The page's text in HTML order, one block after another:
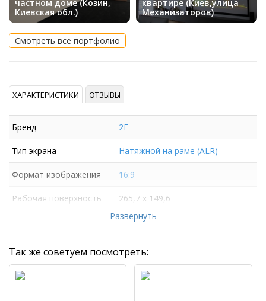
частном доме (Козин,
Киевская обл.)
квартире (Киев,улица
Механизаторов)
Смотреть все портфолио
ХАРАКТЕРИСТИКИ ОТЗЫВЫ
Бренд 2E
Тип экрана Натяжной на раме (ALR)
Формат изображения 16:9
Рабочая поверхность
265,7 х 149,6
Развернуть
Так же советуем посмотреть: